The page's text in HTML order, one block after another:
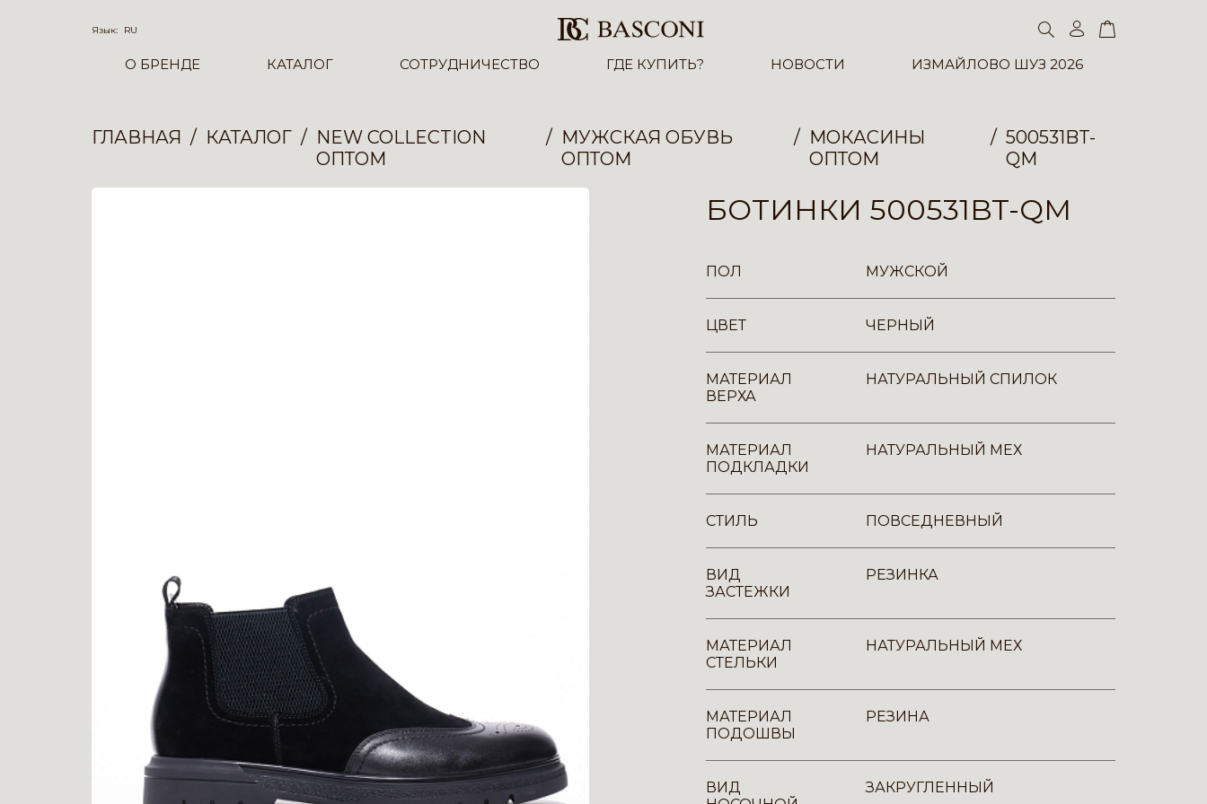
Язык: RU
О БРЕНДЕ КАТАЛОГ СОТРУДНИЧЕСТВО ГДЕ КУПИТЬ? НОВОСТИ ИЗМАЙЛОВО ШУЗ 2026
ГЛАВНАЯ КАТАЛОГ
NEW COLLECTION
ОПТОМ
МУЖСКАЯ ОБУВЬ
ОПТОМ
МОКАСИНЫ
ОПТОМ
500531BT-
QM
БОТИНКИ 500531BT-QM
ПОЛ МУЖСКОЙ
ЦВЕТ ЧЕРНЫЙ
МАТЕРИАЛ
ВЕРХА
НАТУРАЛЬНЫЙ СПИЛОК
МАТЕРИАЛ
ПОДКЛАДКИ
НАТУРАЛЬНЫЙ МЕХ
СТИЛЬ ПОВСЕДНЕВНЫЙ
ВИД
ЗАСТЕЖКИ
РЕЗИНКА
МАТЕРИАЛ
СТЕЛЬКИ
НАТУРАЛЬНЫЙ МЕХ
МАТЕРИАЛ
ПОДОШВЫ
РЕЗИНА
ВИД
ЗАКРУГЛЕННЫЙ